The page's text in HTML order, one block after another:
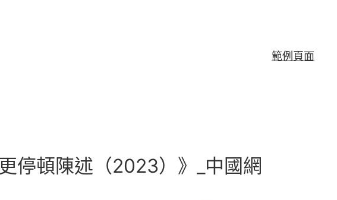
範例頁面
停頓陳述（2023）》_中國網